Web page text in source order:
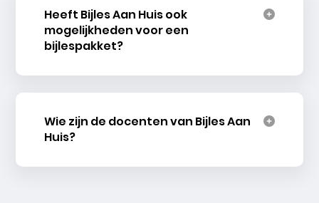
Heeft Bijles Aan Huis ook
mogelijkheden voor een
bijlespakket?
Wie zijn de docenten van Bijles Aan
Huis?